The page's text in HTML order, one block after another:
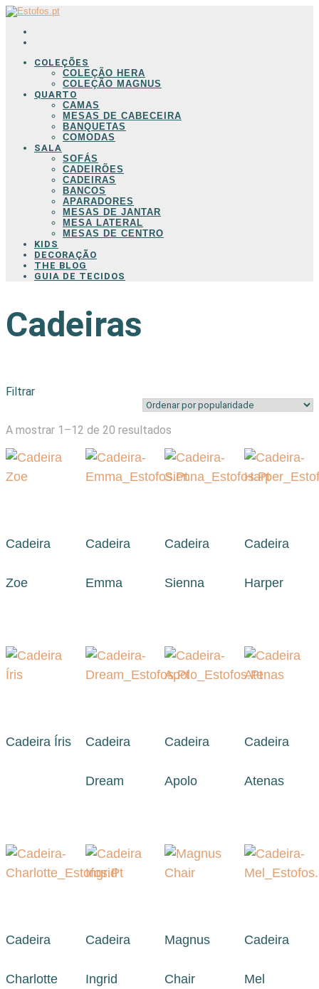
COLEÇÕES
COLEÇÃO HERA
COLEÇÃO MAGNUS
QUARTO
CAMAS
MESAS DE CABECEIRA
BANQUETAS
COMODAS
SALA
SOFÁS
CADEIRÕES
CADEIRAS
BANCOS
APARADORES
MESAS DE JANTAR
MESA LATERAL
MESAS DE CENTRO
KIDS
DECORAÇÃO
THE BLOG
GUIA DE TECIDOS
Cadeiras
Filtrar
A mostrar 1–12 de 20 resultados
popularidade
Cadeira
Zoe
Cadeira
Emma
Cadeira
Sienna
Cadeira
Harper
Cadeira Íris Cadeira
Dream
Cadeira
Apolo
Cadeira
Atenas
Cadeira
Charlotte
Cadeira
Ingrid
Magnus
Chair
Cadeira
Mel